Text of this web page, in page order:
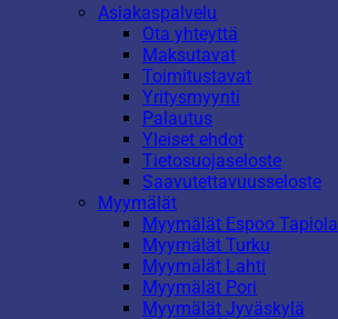
Asiakaspalvelu
Ota yhteyttä
Maksutavat
Toimitustavat
Yritysmyynti
Palautus
Yleiset ehdot
Tietosuojaseloste
Saavutettavuusseloste
Myymälät
Myymälät Espoo Tapiola
Myymälät Turku
Myymälät Lahti
Myymälät Pori
Myymälät Jyväskylä